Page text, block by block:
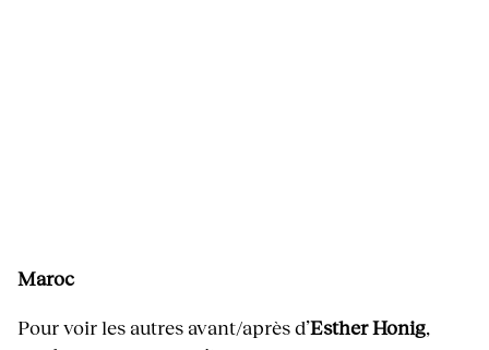
Maroc
Pour voir les autres avant/après d’Esther Honig,